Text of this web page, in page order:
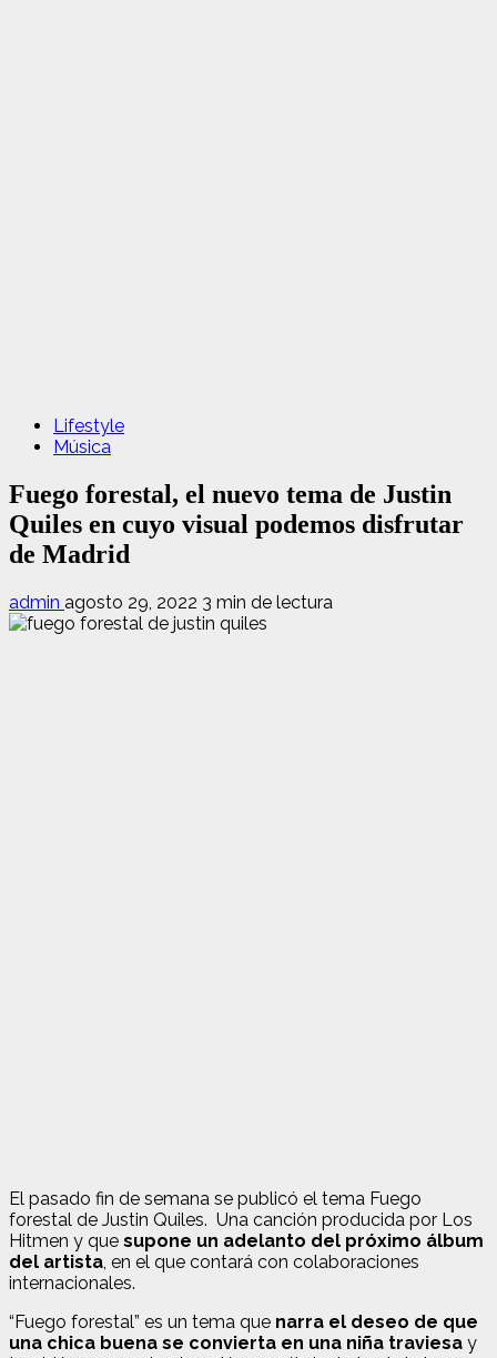
Lifestyle
Música
Fuego forestal, el nuevo tema de Justin
Quiles en cuyo visual podemos disfrutar
de Madrid
admin agosto 29, 2022 3 min de lectura
El pasado fin de semana se publicó el tema Fuego
forestal de Justin Quiles. Una canción producida por Los
Hitmen y que supone un adelanto del próximo álbum
del artista, en el que contará con colaboraciones
internacionales.
“Fuego forestal” es un tema que narra el deseo de que
una chica buena se convierta en una niña traviesa y